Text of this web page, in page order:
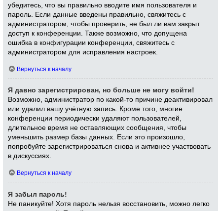
убедитесь, что вы правильно вводите имя пользователя и
пароль. Если данные введены правильно, свяжитесь с
администратором, чтобы проверить, не был ли вам закрыт
доступ к конференции. Также возможно, что допущена
ошибка в конфигурации конференции, свяжитесь с
администратором для исправления настроек.
Вернуться к началу
Я давно зарегистрирован, но больше не могу войти!
Возможно, администратор по какой-то причине деактивировал
или удалил вашу учётную запись. Кроме того, многие
конференции периодически удаляют пользователей,
длительное время не оставляющих сообщения, чтобы
уменьшить размер базы данных. Если это произошло,
попробуйте зарегистрироваться снова и активнее участвовать
в дискуссиях.
Вернуться к началу
Я забыл пароль!
Не паникуйте! Хотя пароль нельзя восстановить, можно легко